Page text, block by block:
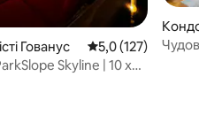
Гованус Середня оцінка:
5,0 (127)
Skyline | 10 хв
-Сіті